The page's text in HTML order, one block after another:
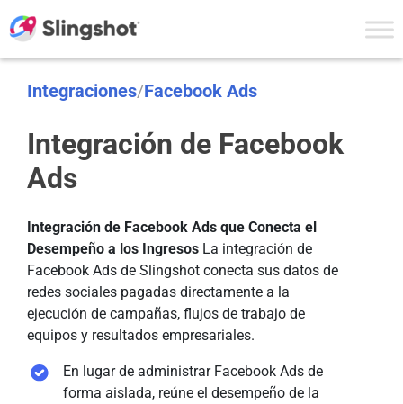
Integraciones/Facebook Ads
Integración de Facebook
Ads
Integración de Facebook Ads que Conecta el
Desempeño a los Ingresos La integración de
Facebook Ads de Slingshot conecta sus datos de
redes sociales pagadas directamente a la
ejecución de campañas, flujos de trabajo de
equipos y resultados empresariales.
En lugar de administrar Facebook Ads de
forma aislada, reúne el desempeño de la